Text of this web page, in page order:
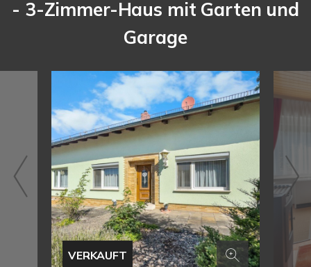
- 3-Zimmer-Haus mit Garten und
Garage
VERKAUFT